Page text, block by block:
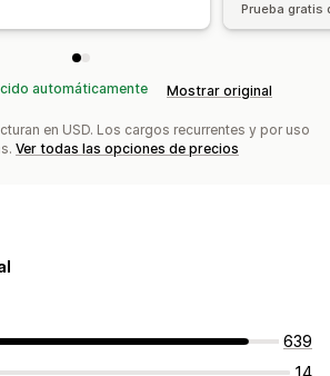
Prueba gratis
automáticamente Mostrar original
en USD. Los cargos recurrentes y por uso
Ver todas las opciones de precios
639